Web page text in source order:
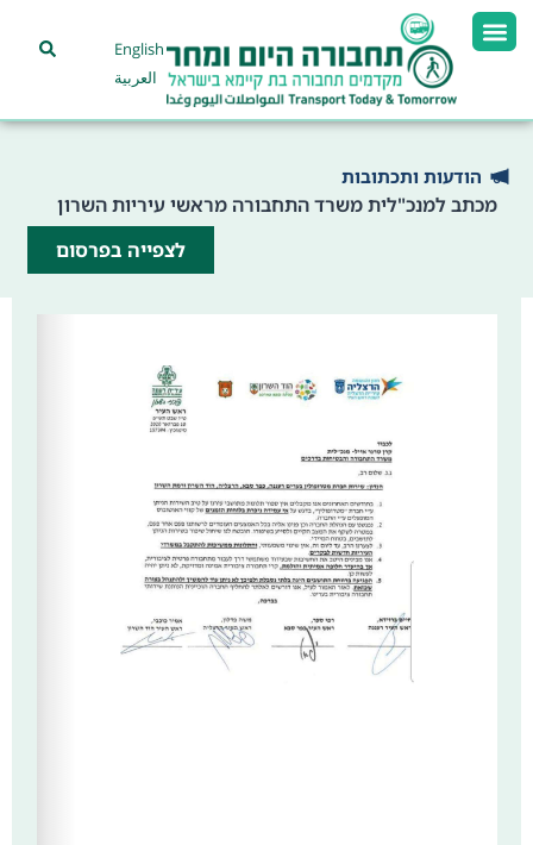
English
العربية
הודעות ותכתובות
מכתב למנכ"לית משרד התחבורה מראשי עיריות השרון
לצפייה בפרסום